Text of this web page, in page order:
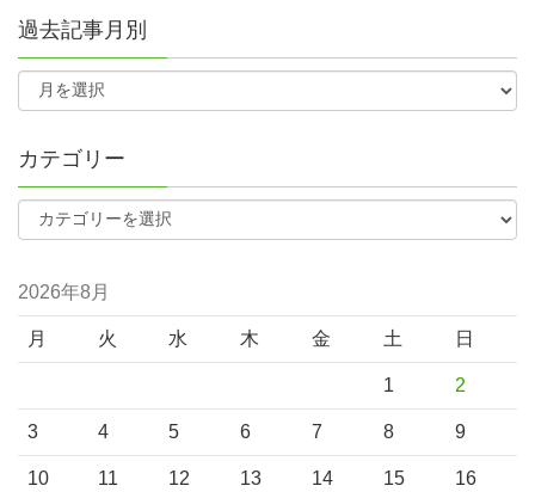
過去記事月別
カテゴリー
2026年8月
月 火 水 木 金 土 日
1 2
3 4 5 6 7 8 9
10 11 12 13 14 15 16